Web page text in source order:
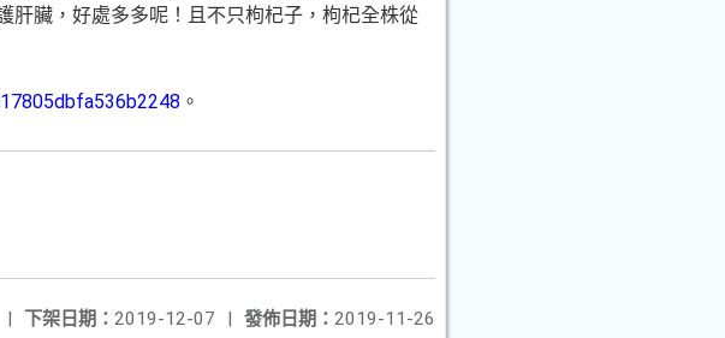
肝臟，好處多多呢！且不只枸杞子，枸杞全株從
。
發佈日期： 2019-11-26
下架日期： 2019-12-07 |
|